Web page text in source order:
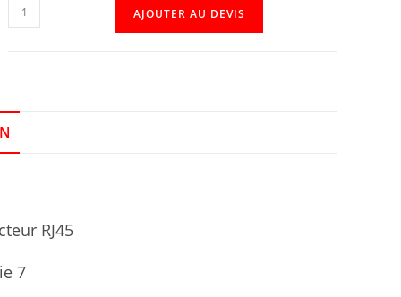
AJOUTER AU DEVIS
RJ45
7